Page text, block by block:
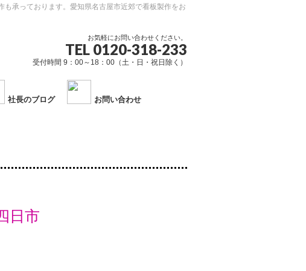
承っております。愛知県名古屋市近郊で看板製作をお
お気軽にお問い合わせください。
TEL 0120-318-233
受付時間 9：00～18：00（土・日・祝日除く）
社長のブログ お問い合わせ
日市